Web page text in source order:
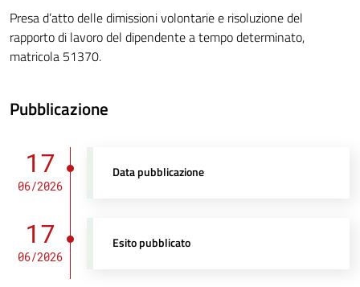
Presa d’atto delle dimissioni volontarie e risoluzione del
rapporto di lavoro del dipendente a tempo determinato,
matricola 51370.
Pubblicazione
17
06/2026
Data pubblicazione
17
06/2026
Esito pubblicato